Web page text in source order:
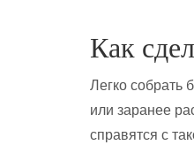
Как
Легко собрать
или заранее
справятся с